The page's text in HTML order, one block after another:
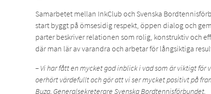
Samarbetet mellan InkClub och Svenska
start byggt på ömsesidig respekt, öppen dialog och
parter beskriver relationen som rolig, konstruktiv och
där man lär av varandra och arbetar för långsiktiga
– Vi har fått en mycket god inblick i vad som är viktigt för
oerhört värdefullt och gör att vi ser mycket positivt på
Buza, Generalsekreterare Svenska Bordtennisförbundet.